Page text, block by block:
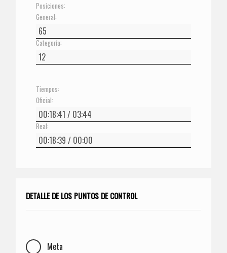
Posiciones:
General:
Categoría:
Tiempos:
Oficial:
Real:
DETALLE DE LOS PUNTOS DE CONTROL
Meta